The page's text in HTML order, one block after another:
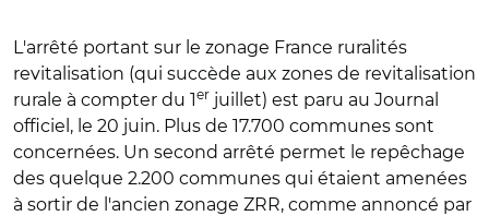
L'arrêté portant sur le zonage France ruralités
revitalisation (qui succède aux zones de revitalisation
rurale à compter du 1er juillet) est paru au Journal
officiel, le 20 juin. Plus de 17.700 communes sont
concernées. Un second arrêté permet le repêchage
des quelque 2.200 communes qui étaient amenées
à sortir de l'ancien zonage ZRR, comme annoncé par